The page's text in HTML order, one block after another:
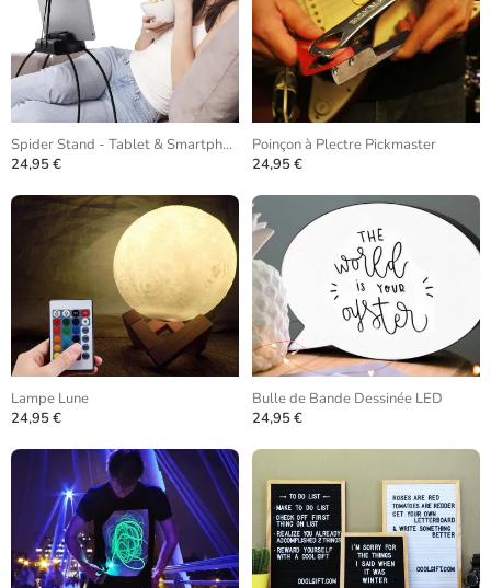
Spider Stand - Tablet & Smartphone
24,95 €
Poinçon à Plectre Pickmaster
24,95 €
Lampe Lune
24,95 €
Bulle de Bande Dessinée LED
24,95 €